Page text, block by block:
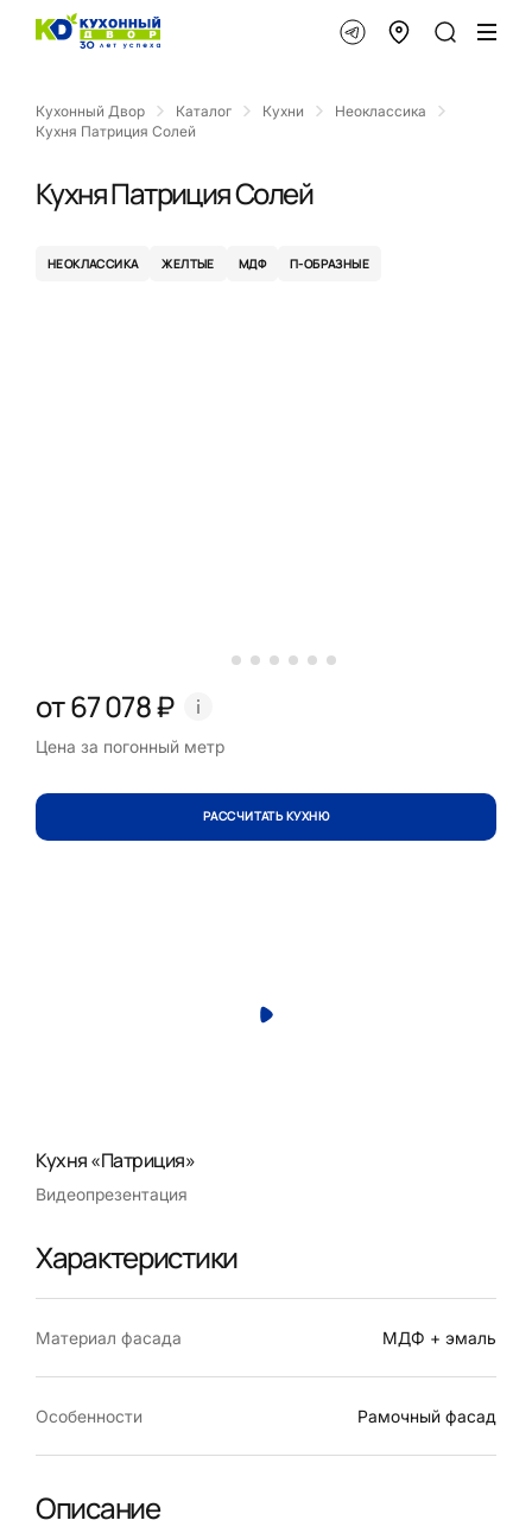
Кухонный Двор Каталог Кухни
Неоклассика
Кухня Патриция Солей
Кухня Патриция Солей
НЕОКЛАССИКА ЖЕЛТЫЕ МДФ П-ОБРАЗНЫЕ
от 67 078 ₽
Цена за погонный метр
РАССЧИТАТЬ КУХНЮ
Кухня «Патриция»
Видеопрезентация
Характеристики
Материал фасада МДФ + эмаль
Особенности Рамочный фасад
Описание